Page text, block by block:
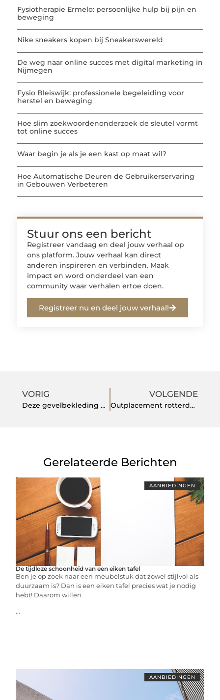
Fysiotherapie Ermelo: persoonlijke hulp bij pijn en
beweging
Nike sneakers kopen bij Sneakerswereld
De weg naar online succes met digital marketing in
Nijmegen
Fysio Bleiswijk: professionele begeleiding voor
herstel en beweging
Hoe slim zoekwoordenonderzoek de sleutel vormt
tot online succes
Waar begin je als je een kast op maat wil?
Hoe Automatische Deuren de Gebruikerservaring
in Gebouwen Verbeteren
Stuur ons een bericht
Registreer vandaag en deel jouw verhaal op
ons platform. Jouw verhaal kan direct
anderen inspireren en verbinden. Maak
impact en word onderdeel van een
community waar verhalen ertoe doen.
Registreer nu en deel jouw verhaal!
VORIG
Deze gevelbekleding met steenstrips fungeert als gevelisolatie
VOLGENDE
Outplacement rotterdam: benchmarks voor de moderne man op de arbeidsmarkt
Gerelateerde Berichten
AANBIEDINGEN
De tijdloze schoonheid van een eiken tafel
Ben je op zoek naar een meubelstuk dat zowel stijlvol als
duurzaam is? Dan is een eiken tafel precies wat je nodig
hebt! Daarom willen
...
AANBIEDINGEN